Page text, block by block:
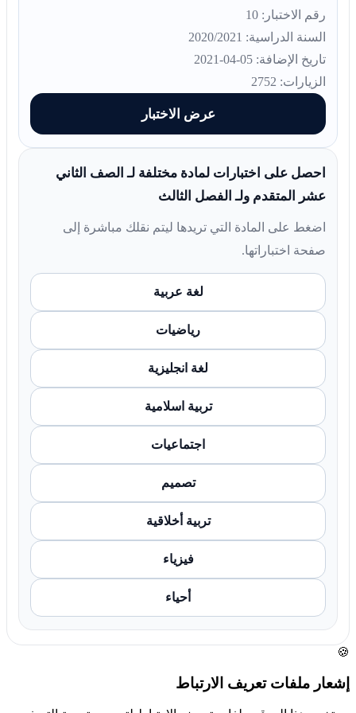
رقم الاختبار: 10
السنة الدراسية: 2020/2021
تاريخ الإضافة: 05-04-2021
الزيارات: 2752
عرض الاختبار
احصل على اختبارات لمادة مختلفة لـ الصف الثاني
عشر المتقدم ولـ الفصل الثالث
اضغط على المادة التي تريدها ليتم نقلك مباشرة إلى
صفحة اختباراتها.
لغة عربية
رياضيات
لغة انجليزية
تربية اسلامية
اجتماعيات
تصميم
تربية أخلاقية
فيزياء
أحياء
🍪
إشعار ملفات تعريف الارتباط